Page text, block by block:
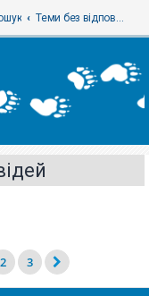
Теми без відповідей
2 3